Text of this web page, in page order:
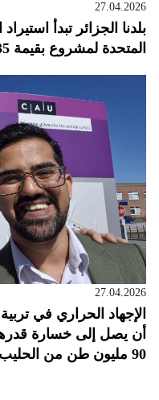
27.04.2026
بلدنا الجزائر تبدأ
المتحدة لمشروع بقيمة 635 مليون دولار
27.04.2026
90 مليون طن من الحليب سنويًا